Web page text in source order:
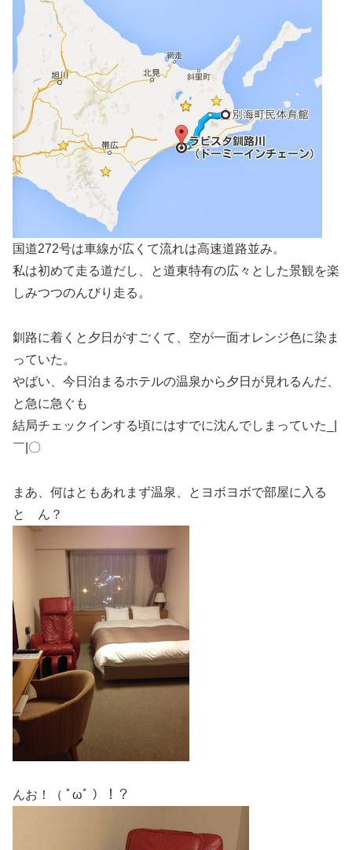
国道272号は車線が広くて流れは高速道路並み。
私は初めて走る道だし、と道東特有の広々とした景観を楽
しみつつのんびり走る。
釧路に着くと夕日がすごくて、空が一面オレンジ色に染ま
っていた。
やばい、今日泊まるホテルの温泉から夕日が見れるんだ、
と急に急ぐも
結局チェックインする頃にはすでに沈んでしまっていた_|
￣|〇
まあ、何はともあれまず温泉、とヨボヨボで部屋に入る
と ん？
んお！（ ﾟωﾟ ）！？